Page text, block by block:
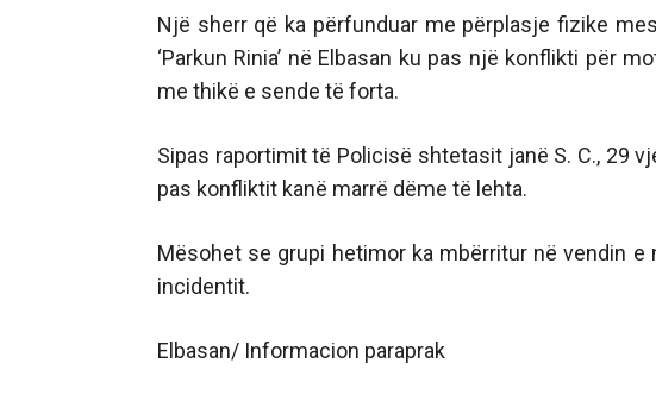
Një sherr që ka përfunduar me përplasje fizike
‘Parkun Rinia’ në Elbasan ku pas një konflikti për
me thikë e sende të forta.
Sipas raportimit të Policisë shtetasit janë S. C., 29
pas konfliktit kanë marrë dëme të lehta.
Mësohet se grupi hetimor ka mbërritur në vendin
incidentit.
Elbasan/ Informacion paraprak